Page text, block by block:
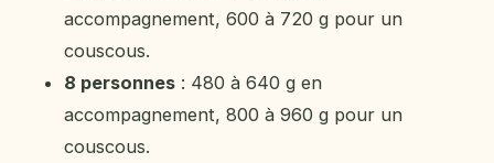
accompagnement, 600 à 720 g pour un
couscous.
8 personnes : 480 à 640 g en
accompagnement, 800 à 960 g pour un
couscous.